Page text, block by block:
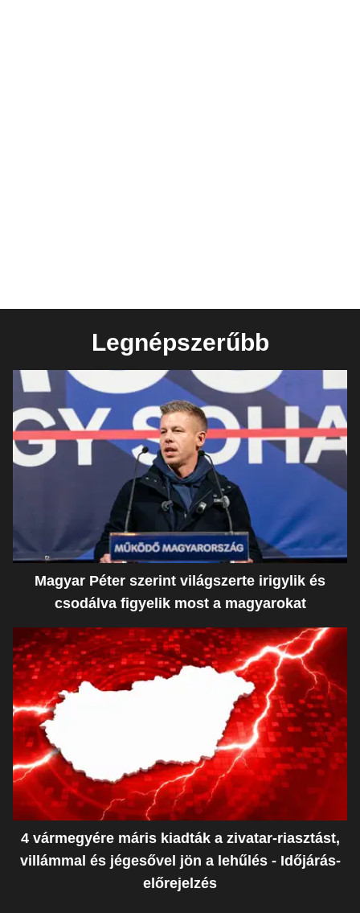
Legnépszerűbb
Magyar Péter szerint világszerte irigylik és
csodálva figyelik most a magyarokat
4 vármegyére máris kiadták a zivatar-riasztást,
villámmal és jégesővel jön a lehűlés - Időjárás-
előrejelzés